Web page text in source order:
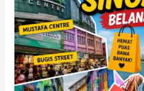
Murah
di
Singapura,
Cocok
untuk
One